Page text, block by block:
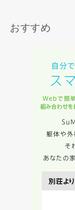
おすすめ
の間で生じた紛